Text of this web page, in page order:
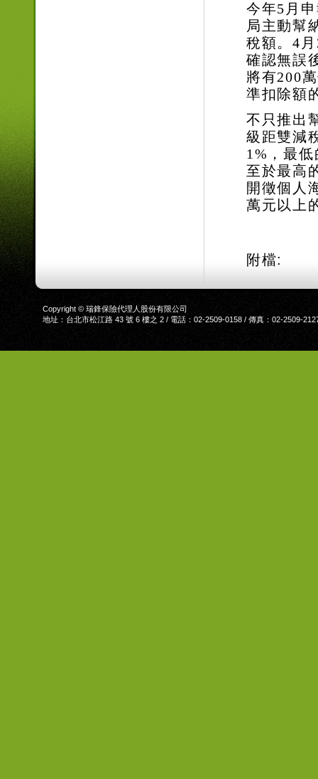
今年5月
局主動幫
稅額。4
確認無誤
將有200
準扣除額
不只推出
級距雙減
1%，最
至於最高
開徵個人
萬元以上
附檔:
Copyright © 瑞鋒保險代理人股份有限公司
地址：台北市松江路 43 號 6 樓之 2 / 電話：02-2509-0158 / 傳真：02-2509-